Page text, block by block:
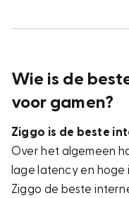
Wie is de
voor gamen?
Ziggo is de beste
Over het algemeen
lage latency en
Ziggo de beste